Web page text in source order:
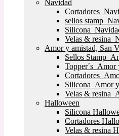
Navidad
Cortadores
sellos stamp
Silicona
Velas & resina
Amor y amistad, San
Sellos Stamp
Topper´s Amor
Cortadores
Silicona Amor
Velas & resina
Halloween
Silicona
Cortadores
Velas & resina